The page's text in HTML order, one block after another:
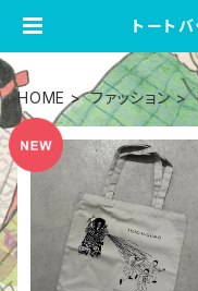
トート
HOME ファッション